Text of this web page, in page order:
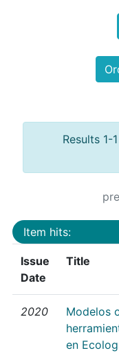
Results 1-
Item hits:
Issue
Date
Title
2020
Modelos
en